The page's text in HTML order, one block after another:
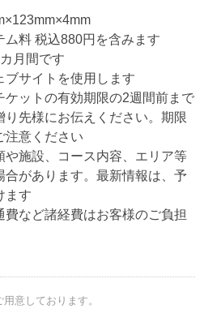
ム料 税込880円を含みます
月間です
ブサイトを使用します
ケットの有効期限の2週間前まで
先様にお伝えください。期限
注意ください
や施設、コース内容、エリア等
があります。最新情報は、予
ます
費など諸経費はお客様のご負担
意しております。